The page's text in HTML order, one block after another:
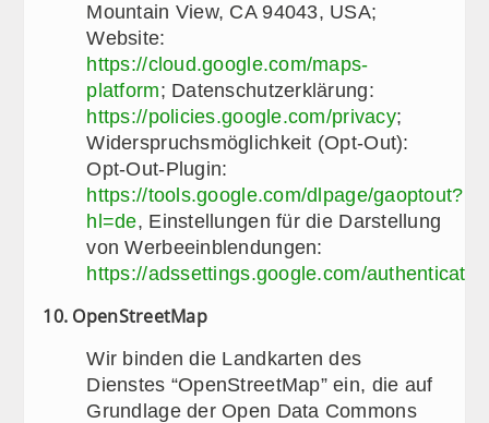
Mountain View, CA 94043, USA;
Website:
https://cloud.google.com/maps-
platform; Datenschutzerklärung:
https://policies.google.com/privacy;
Widerspruchsmöglichkeit (Opt-Out):
Opt-Out-Plugin:
https://tools.google.com/dlpage/gaoptout?
hl=de, Einstellungen für die Darstellung
von Werbeeinblendungen:
https://adssettings.google.com/authenticated
10. OpenStreetMap
Wir binden die Landkarten des
Dienstes “OpenStreetMap” ein, die auf
Grundlage der Open Data Commons